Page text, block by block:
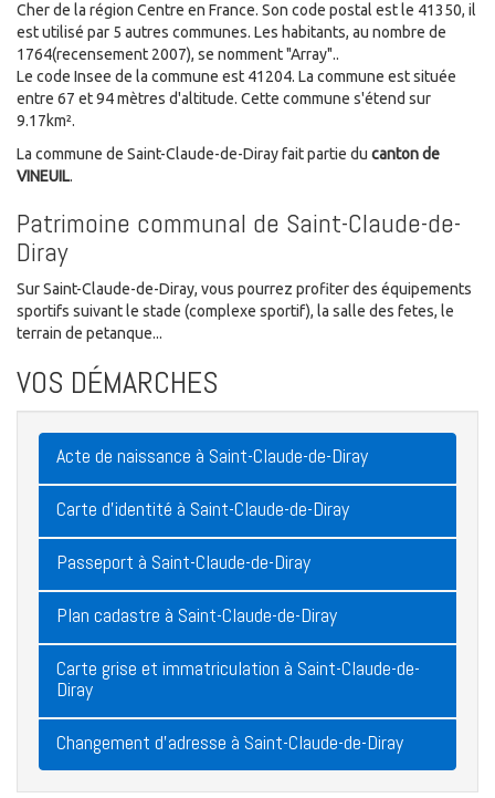
Cher de la région Centre en France. Son code postal est le 41350, il
est utilisé par 5 autres communes. Les habitants, au nombre de
1764(recensement 2007), se nomment "Array"..
Le code Insee de la commune est 41204. La commune est située
entre 67 et 94 mètres d'altitude. Cette commune s'étend sur
9.17km².
La commune de Saint-Claude-de-Diray fait partie du canton de
VINEUIL.
Patrimoine communal de Saint-Claude-de-
Diray
Sur Saint-Claude-de-Diray, vous pourrez profiter des équipements
sportifs suivant le stade (complexe sportif), la salle des fetes, le
terrain de petanque...
VOS DÉMARCHES
Acte de naissance à Saint-Claude-de-Diray
Carte d'identité à Saint-Claude-de-Diray
Passeport à Saint-Claude-de-Diray
Plan cadastre à Saint-Claude-de-Diray
Carte grise et immatriculation à Saint-Claude-de-
Diray
Changement d'adresse à Saint-Claude-de-Diray